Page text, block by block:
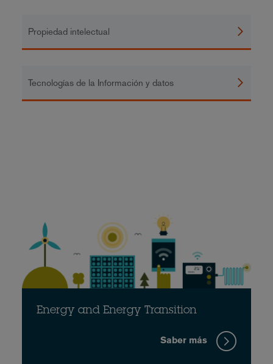
Propiedad intelectual
Tecnologías de la Información y datos
Energy and Energy Transition
Saber más